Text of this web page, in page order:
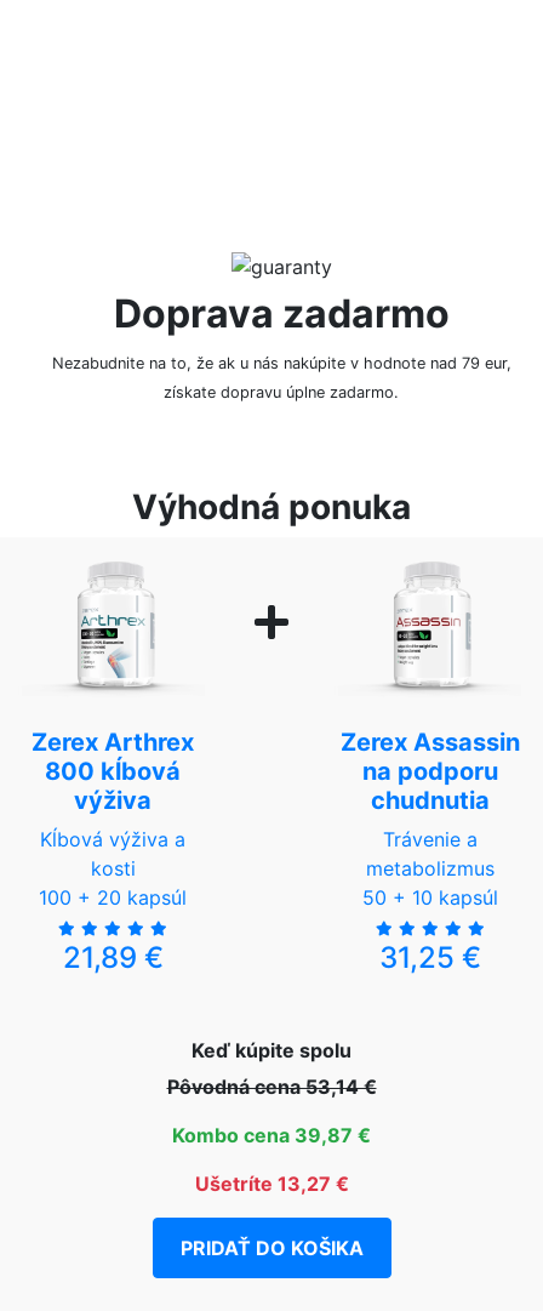
Doprava zadarmo
Nezabudnite na to, že ak u nás nakúpite v hodnote nad 79 eur,
získate dopravu úplne zadarmo.
Výhodná ponuka
Zerex Arthrex
800 kĺbová
výživa
Kĺbová výživa a
kosti
100 + 20 kapsúl
21,89 €
Zerex Assassin
na podporu
chudnutia
Trávenie a
metabolizmus
50 + 10 kapsúl
31,25 €
Keď kúpite spolu
Pôvodná cena 53,14 €
Kombo cena 39,87 €
Ušetríte 13,27 €
PRIDAŤ DO KOŠIKA